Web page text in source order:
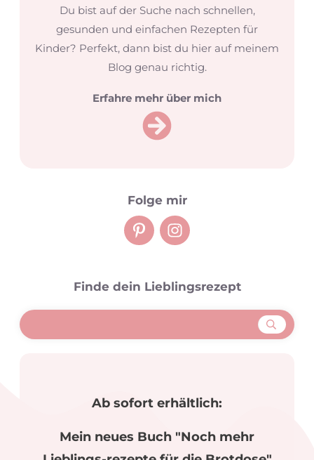
Du bist auf der Suche nach schnellen,
gesunden und einfachen Rezepten für
Kinder? Perfekt, dann bist du hier auf meinem
Blog genau richtig.
Erfahre mehr über mich
Folge mir
Finde dein Lieblingsrezept
Ab sofort erhältlich:
Mein neues Buch "Noch mehr